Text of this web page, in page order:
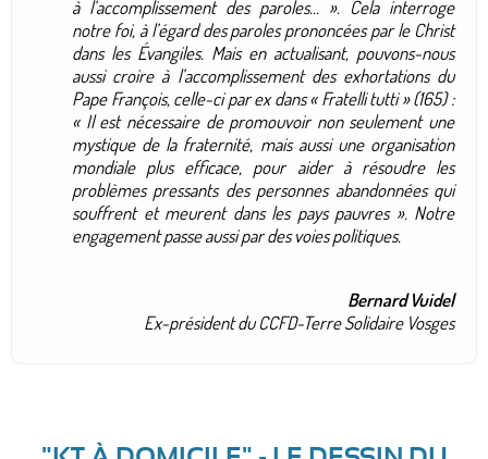
à l’accomplissement des paroles… ». Cela interroge
notre foi, à l’égard des paroles prononcées par le Christ
dans les Évangiles. Mais en actualisant, pouvons-nous
aussi croire à l’accomplissement des exhortations du
Pape François, celle-ci par ex dans « Fratelli tutti » (165) :
« Il est nécessaire de promouvoir non seulement une
mystique de la fraternité, mais aussi une organisation
mondiale plus efficace, pour aider à résoudre les
problèmes pressants des personnes abandonnées qui
souffrent et meurent dans les pays pauvres ». Notre
engagement passe aussi par des voies politiques.
Bernard Vuidel
Ex-président du CCFD-Terre Solidaire Vosges